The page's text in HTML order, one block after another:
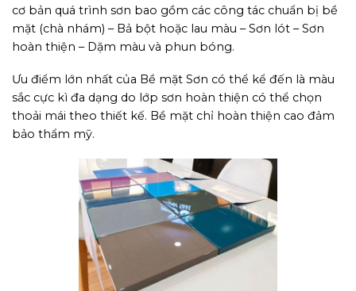
cơ bản quá trình sơn bao gồm các công tác chuẩn bị bề
mặt (chà nhám) – Bả bột hoặc lau màu – Sơn lót – Sơn
hoàn thiện – Dặm màu và phun bóng.
Ưu điểm lớn nhất của Bề mặt Sơn có thể kể đến là màu
sắc cực kì đa dạng do lớp sơn hoàn thiện có thể chọn
thoải mái theo thiết kế. Bề mặt chỉ hoàn thiện cao đảm
bảo thẩm mỹ.